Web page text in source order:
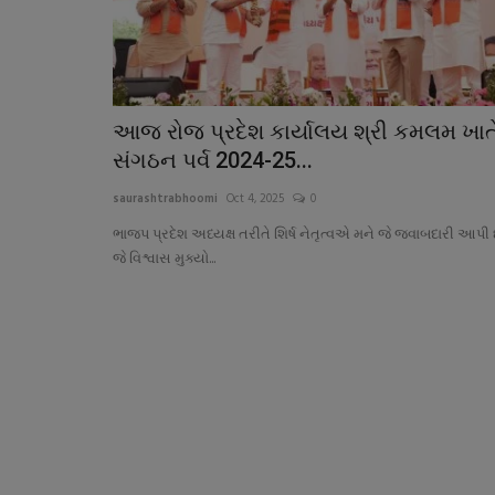
આજ રોજ પ્રદેશ કાર્યાલય શ્રી કમલમ
સંગઠન પર્વ 2024-25...
saurashtrabhoomi Oct 4, 2025 0
ભાજપ પ્રદેશ અધ્યક્ષ તરીતે શિર્ષ નેતૃત્વએ મને જે જવાબદારી આપી
જે વિશ્વાસ મુક્યો...